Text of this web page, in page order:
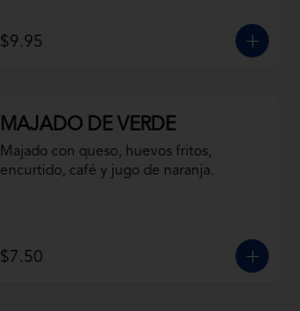
$9.95
MAJADO DE VERDE
Majado con queso, huevos fritos,
encurtido, café y jugo de naranja.
$7.50